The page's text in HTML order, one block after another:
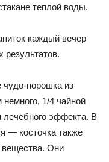
теплой воды.
каждый вечер
чудо-порошка из
немного, 1/4 чайной
лечебного эффекта. В
— косточка также
вещества. Они